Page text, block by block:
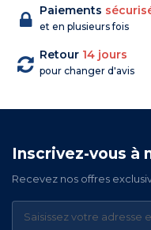
Paiements
et en plusieurs fois
Retour 14 jours
pour changer d'avis
Inscrivez-vous à
Recevez nos offres